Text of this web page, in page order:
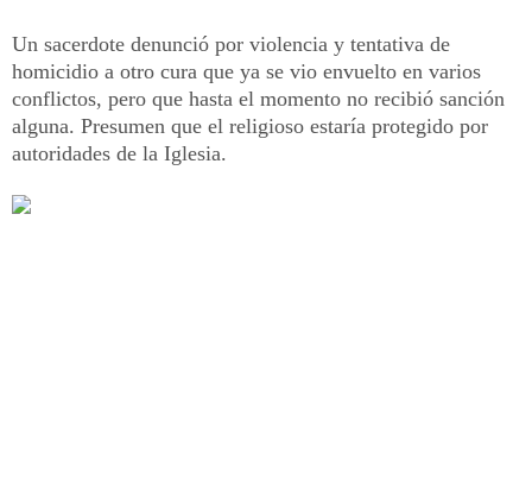
Un sacerdote denunció por violencia y tentativa de
homicidio a otro cura que ya se vio envuelto en varios
conflictos, pero que hasta el momento no recibió sanción
alguna. Presumen que el religioso estaría protegido por
autoridades de la Iglesia.